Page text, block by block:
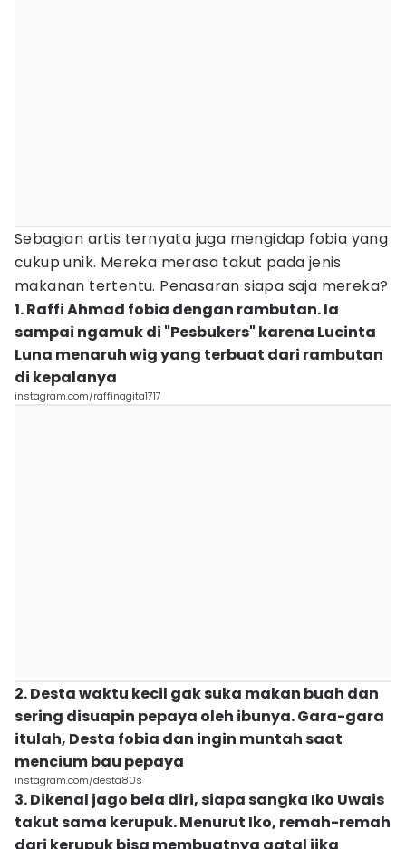
Sebagian artis ternyata juga mengidap fobia yang
cukup unik. Mereka merasa takut pada jenis
makanan tertentu. Penasaran siapa saja mereka?
1. Raffi Ahmad fobia dengan rambutan. Ia
sampai ngamuk di "Pesbukers" karena Lucinta
Luna menaruh wig yang terbuat dari rambutan
di kepalanya
instagram.com/raffinagita1717
2. Desta waktu kecil gak suka makan buah dan
sering disuapin pepaya oleh ibunya. Gara-gara
itulah, Desta fobia dan ingin muntah saat
mencium bau pepaya
instagram.com/desta80s
3. Dikenal jago bela diri, siapa sangka Iko Uwais
takut sama kerupuk. Menurut Iko, remah-remah